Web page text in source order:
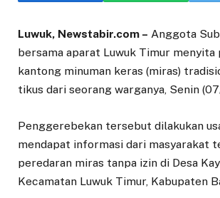
Luwuk, Newstabir.com – Anggota
bersama aparat Luwuk Timur menyita
kantong minuman keras (miras)
tikus dari seorang warganya, Senin
Penggerebekan tersebut dilakukan
mendapat informasi dari masyarakat
peredaran miras tanpa izin di Desa
Kecamatan Luwuk Timur, Kabupaten